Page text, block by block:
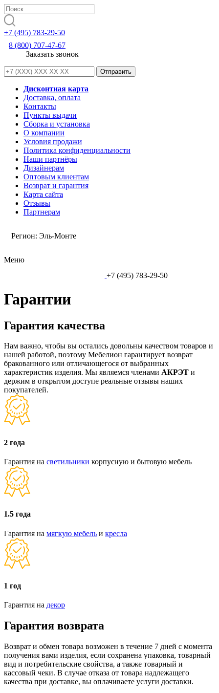
+7 (495) 783-29-50
8 (800) 707-47-67
Заказать звонок
Дисконтная карта
Доставка, оплата
Контакты
Пункты выдачи
Сборка и установка
О компании
Условия продажи
Политика конфиденциальности
Наши партнёры
Дизайнерам
Оптовым клиентам
Возврат и гарантия
Карта сайта
Отзывы
Партнерам
Регион: Эль-Монте
Меню
+7 (495) 783-29-50
Гарантии
Гарантия качества
Нам важно, чтобы вы остались довольны качеством товаров и
нашей работой, поэтому Мебелион гарантирует возврат
бракованного или отличающегося от выбранных
характеристик изделия. Мы являемся членами АКРЭТ и
держим в открытом доступе реальные отзывы наших
покупателей.
2 года
Гарантия на светильники корпусную и бытовую мебель
1.5 года
Гарантия на мягкую мебель и кресла
1 год
Гарантия на декор
Гарантия возврата
Возврат и обмен товара возможен в течение 7 дней с момента
получения вами изделия, если сохранена упаковка, товарный
вид и потребительские свойства, а также товарный и
кассовый чеки. В случае отказа от товара надлежащего
качества при доставке, вы оплачиваете услуги доставки.